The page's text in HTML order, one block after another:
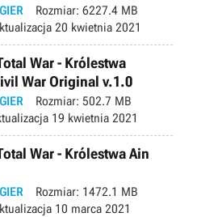
Rozmiar: 6227.4 MB
20 kwietnia 2021
War - Królestwa
War Original v.1.0
Rozmiar: 502.7 MB
19 kwietnia 2021
War - Królestwa Ain
Rozmiar: 1472.1 MB
10 marca 2021